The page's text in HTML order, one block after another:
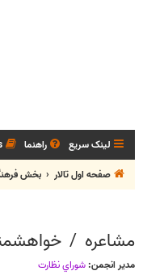
لینک سریع راهنما
صفحه اول تالار
بخش
مشاعره /
مدیر انجمن: شوراي نظارت